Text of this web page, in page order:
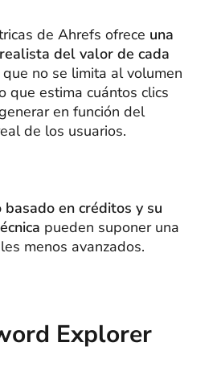
de Ahrefs ofrece una
del valor de cada
que no se limita al volumen
que estima cuántos clics
en función del
de los usuarios.
basado en créditos y su
pueden suponer una
menos avanzados.
Explorer